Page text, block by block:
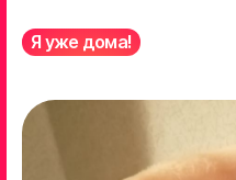
Я уже дома!